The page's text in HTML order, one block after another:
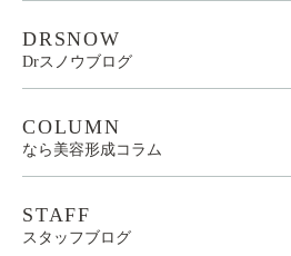
DRSNOW
Drスノウブログ
COLUMN
なら美容形成コラム
STAFF
スタッフブログ